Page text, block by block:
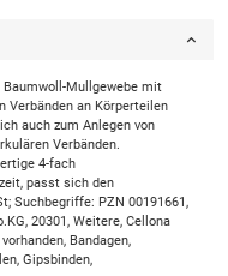
Mullgewebe mit
Verbänden an Körperteilen
auch zum Anlegen von
Verbänden.
4-fach
passt sich den
Suchbegriffe: PZN 00191661,
20301, Weitere, Cellona
Bandagen,
Gipsbinden,